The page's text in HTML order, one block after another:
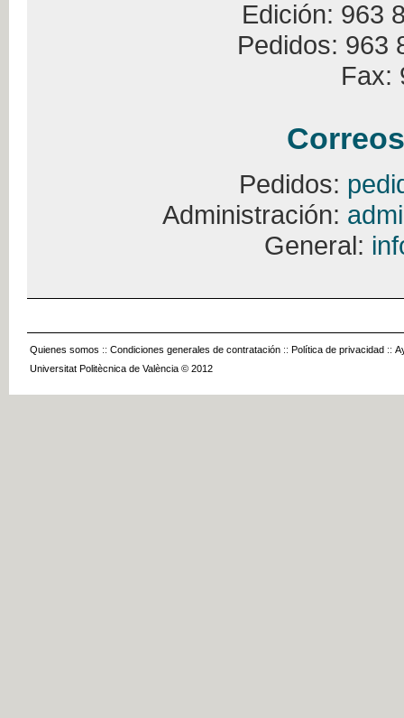
Edición: 963
Pedidos: 963
Fax:
Pedidos:
Administración:
General:
Quienes somos :: Condiciones generales de contratación :: Política de privacidad ::
Universitat Politècnica de València © 2012